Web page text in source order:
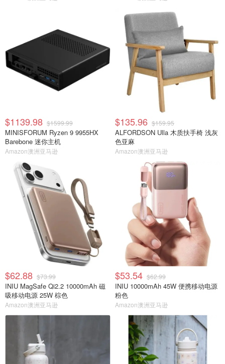
$1139.98 $1599.99
MINISFORUM Ryzen 9 9955HX
Barebone 迷你主机
Amazon澳洲亚马逊
$135.96 $159.95
ALFORDSON Ulla 木质扶手椅 浅灰
色亚麻
Amazon澳洲亚马逊
$62.88 $73.99
INIU MagSafe Qi2.2 10000mAh 磁
吸移动电源 25W 棕色
Amazon澳洲亚马逊
$53.54 $62.99
INIU 10000mAh 45W 便携移动电源
粉色
Amazon澳洲亚马逊